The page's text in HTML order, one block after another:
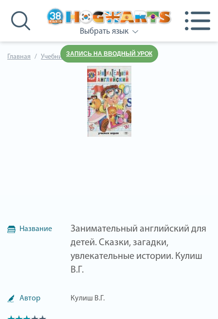
Выбрать язык
ЗАПИСЬ НА ВВОДНЫЙ УРОК
Главная Учебники
Название
Занимательный английский для
детей. Сказки, загадки,
увлекательные истории. Кулиш
В.Г.
Автор Кулиш В.Г.